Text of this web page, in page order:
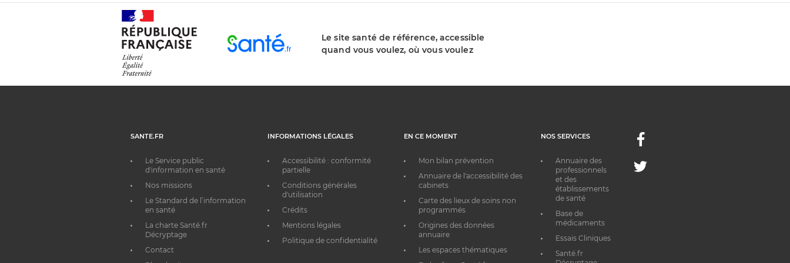
Le site santé de référence, accessible
quand vous voulez, où vous voulez
SANTE.FR
Le Service public
d'information en santé
Nos missions
Le Standard de l’information
en santé
La charte Santé.fr
Décryptage
Contact
INFORMATIONS LÉGALES
Accessibilité : conformité
partielle
Conditions générales
d'utilisation
Crédits
Mentions légales
Politique de confidentialité
EN CE MOMENT
Mon bilan prévention
Annuaire de l'accessibilité des
cabinets
Carte des lieux de soins non
programmés
Origines des données
annuaire
Les espaces thématiques
NOS SERVICES
Annuaire des
professionnels
et des
établissements
de santé
Base de
médicaments
Essais Cliniques
Santé.fr
Facebook
Twitter